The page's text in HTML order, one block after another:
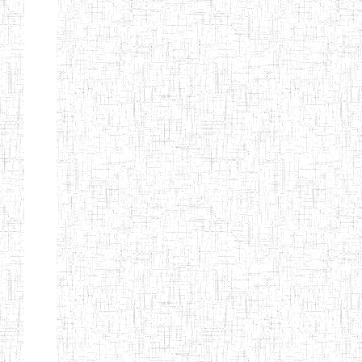
Etablissements
d'enseignement
secondaire
technique
et
professionnel
ESTP
Etablissements